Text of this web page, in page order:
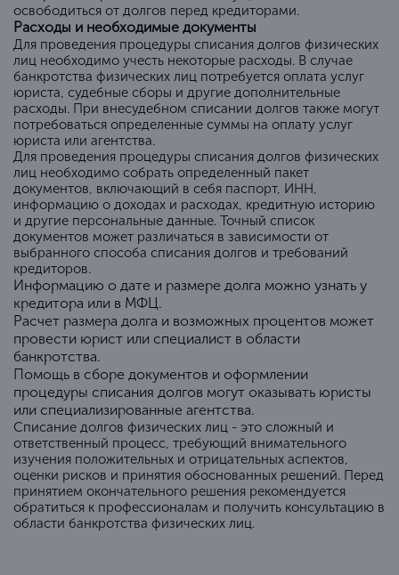
освободиться от долгов перед кредиторами.
Расходы и необходимые документы
Для проведения процедуры списания долгов физических
лиц необходимо учесть некоторые расходы. В случае
банкротства физических лиц потребуется оплата услуг
юриста, судебные сборы и другие дополнительные
расходы. При внесудебном списании долгов также могут
потребоваться определенные суммы на оплату услуг
юриста или агентства.
Для проведения процедуры списания долгов физических
лиц необходимо собрать определенный пакет
документов, включающий в себя паспорт, ИНН,
информацию о доходах и расходах, кредитную историю
и другие персональные данные. Точный список
документов может различаться в зависимости от
выбранного способа списания долгов и требований
кредиторов.
Информацию о дате и размере долга можно узнать у
кредитора или в МФЦ.
Расчет размера долга и возможных процентов может
провести юрист или специалист в области
банкротства.
Помощь в сборе документов и оформлении
процедуры списания долгов могут оказывать юристы
или специализированные агентства.
Списание долгов физических лиц - это сложный и
ответственный процесс, требующий внимательного
изучения положительных и отрицательных аспектов,
оценки рисков и принятия обоснованных решений. Перед
принятием окончательного решения рекомендуется
обратиться к профессионалам и получить консультацию в
области банкротства физических лиц.